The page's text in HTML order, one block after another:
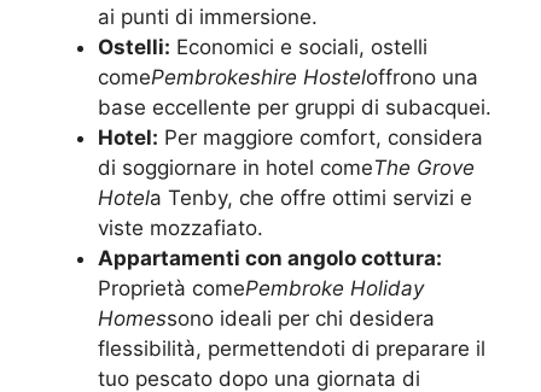
ai punti di immersione.
Ostelli: Economici e sociali, ostelli
comePembrokeshire Hosteloffrono una
base eccellente per gruppi di subacquei.
Hotel: Per maggiore comfort, considera
di soggiornare in hotel comeThe Grove
Hotela Tenby, che offre ottimi servizi e
viste mozzafiato.
Appartamenti con angolo cottura:
Proprietà comePembroke Holiday
Homessono ideali per chi desidera
flessibilità, permettendoti di preparare il
tuo pescato dopo una giornata di